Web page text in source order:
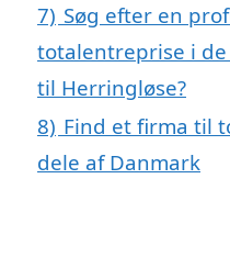
7) Søg efter en
totalentreprise i
til Herringløse?
8) Find et firma til
dele af Danmark